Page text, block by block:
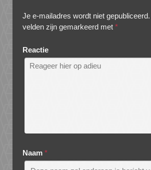
Je e-mailadres wordt niet gepubliceerd.
velden zijn gemarkeerd met *
Reactie
Naam *